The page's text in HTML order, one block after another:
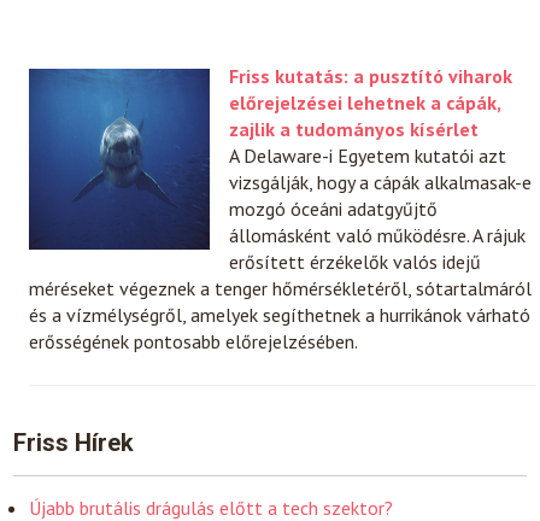
Friss kutatás: a pusztító viharok
előrejelzései lehetnek a cápák,
zajlik a tudományos kísérlet
A Delaware-i Egyetem kutatói azt
vizsgálják, hogy a cápák alkalmasak-e
mozgó óceáni adatgyűjtő
állomásként való működésre. A rájuk
erősített érzékelők valós idejű
méréseket végeznek a tenger hőmérsékletéről, sótartalmáról
és a vízmélységről, amelyek segíthetnek a hurrikánok várható
erősségének pontosabb előrejelzésében.
Friss Hírek
Újabb brutális drágulás előtt a tech szektor?